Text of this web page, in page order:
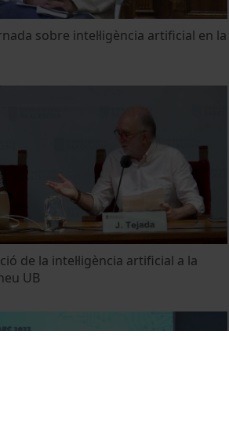
sobre intel·ligència artificial en la
de la intel·ligència artificial a la
UB